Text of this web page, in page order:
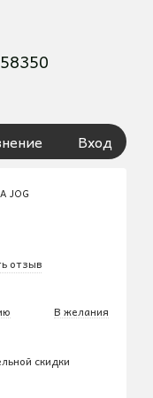
Вход
JOG
отзыв
В желания
скидки